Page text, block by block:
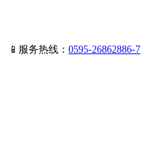
📱服务热线： 0595-26862886-7